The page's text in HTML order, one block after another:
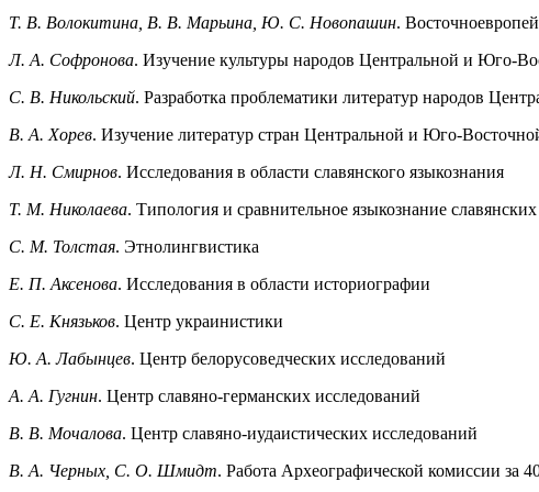
Т. В. Волокитина, В. В. Марьина, Ю. С. Новопашин.
Л. А. Софронова. Изучение культуры народов Центральной и Юго-
С. В. Никольский. Разработка проблематики литератур народов
В. А. Хорев. Изучение литератур стран Центральной и Юго-
Л. Н. Смирнов. Исследования в области славянского языкознания
Т. М. Николаева. Типология и сравнительное языкознание
С. М. Толстая. Этнолингвистика
Е. П. Аксенова. Исследования в области историографии
С. Е. Князьков. Центр украинистики
Ю. А. Лабынцев. Центр белорусоведческих исследований
А. А. Гугнин. Центр славяно-германских исследований
В. В. Мочалова. Центр славяно-иудаистических исследований
В. А. Черных, С. О. Шмидт. Работа Археографической комиссии за